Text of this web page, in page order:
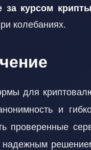
за курсом крипты
колебаниях.
для
и
проверенные
надежным